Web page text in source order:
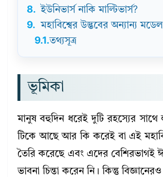
8. ইউনিভার্স নাকি মাল্টিভার্স?
9. মহাবিশ্বের উদ্ভবের অন্যান্য মডেল
9.1.তথ্যসূত্র
ভূমিকা
মানুষ বহুদিন ধরেই দুটি রহস্যের
টিকে আছে আর কি করেই বা এই
তৈরি করেছে এবং এদের বেশিরভাগই
ভাবনা চিন্তা করেন নি। কিন্তু